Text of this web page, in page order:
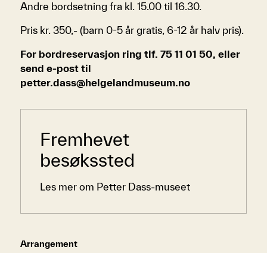
Arrangement
Sidemeny
Fremhevet
besøkssted
Les mer om Petter Dass-museet
Andre bordsetning fra kl. 15.00 til 16.30.
Pris kr. 350,- (barn 0-5 år gratis, 6-12 år halv pris).
For bordreservasjon ring tlf. 75 11 01 50, eller
send e-post til
petter.dass@helgelandmuseum.no